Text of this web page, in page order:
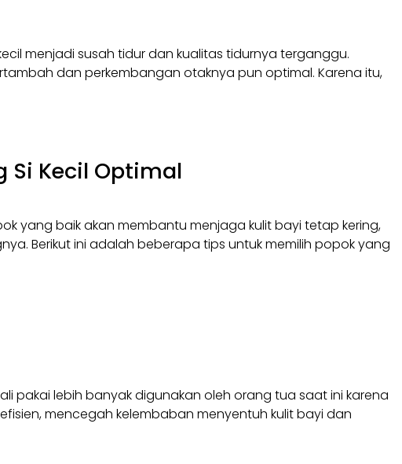
menjadi susah tidur dan kualitas tidurnya terganggu.
dan perkembangan otaknya pun optimal. Karena itu,
Si Kecil Optimal
yang baik akan membantu menjaga kulit bayi tetap kering,
Berikut ini adalah beberapa tips untuk memilih popok yang
pakai lebih banyak digunakan oleh orang tua saat ini karena
mencegah kelembaban menyentuh kulit bayi dan